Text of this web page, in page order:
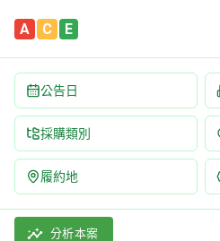
A C E
公告日
採購類別
履約地
大武段115年度轄區省道路口提
採購類別：工程類 其他土木工
分析本案